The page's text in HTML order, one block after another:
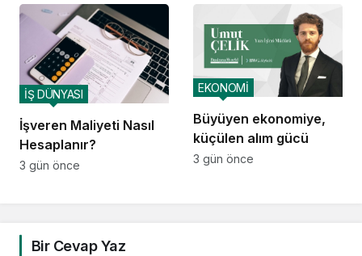
İşveren Maliyeti Nasıl
Hesaplanır?
İŞ DÜNYASI
3 gün önce
Büyüyen ekonomiye,
küçülen alım gücü
EKONOMİ
3 gün önce
Bir Cevap Yaz